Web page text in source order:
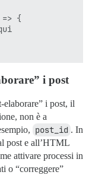
{
i post
elaborare” i post, il
non è a
post_id . In
post e all’HTML
attivare processi in
o “correggere”